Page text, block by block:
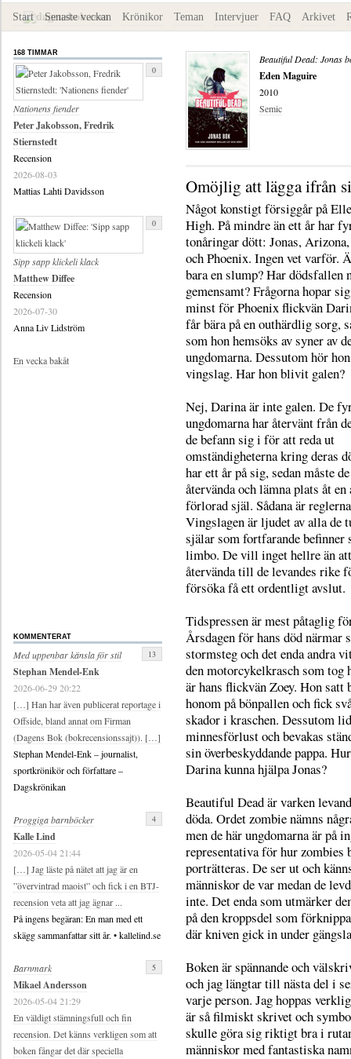
Start Senaste veckan Krönikor Teman Intervjuer FAQ Arkivet
Beautiful Dead: Jonas
Eden Maguire
2010
Semic
Omöjlig att lägga ifrån
Något konstigt försiggår på
High. På mindre än ett år har
tonåringar dött: Jonas,
och Phoenix. Ingen vet varför.
bara en slump? Har dödsfallen
gemensamt? Frågorna hopar
minst för Phoenix flickvän
får bära på en outhärdlig sorg,
som hon hemsöks av syner av
ungdomarna. Dessutom hör
vingslag. Har hon blivit galen?
Nej, Darina är inte galen. De
ungdomarna har återvänt från
de befann sig i för att reda ut
omständigheterna kring deras
har ett år på sig, sedan måste de
återvända och lämna plats åt en
förlorad själ. Sådana är
Vingslagen är ljudet av alla de
själar som fortfarande befinner
limbo. De vill inget hellre än att
återvända till de levandes rike
försöka få ett ordentligt avslut.
Tidspressen är mest påtaglig
Årsdagen för hans död närmar
stormsteg och det enda andra
den motorcykelkrasch som tog
är hans flickvän Zoey. Hon satt
honom på bönpallen och fick
skador i kraschen. Dessutom
minnesförlust och bevakas
sin överbeskyddande pappa.
Darina kunna hjälpa Jonas?
Beautiful Dead är varken
döda. Ordet zombie nämns
men de här ungdomarna är på
representativa för hur zombies
porträtteras. De ser ut och
människor de var medan de
inte. Det enda som utmärker
på den kroppsdel som
där kniven gick in under
Boken är spännande och
och jag längtar till nästa del i
varje person. Jag hoppas
är så filmiskt skrivet och
skulle göra sig riktigt bra i
människor med fantastiska
168 TIMMAR
Nationens fiender
Peter Jakobsson, Fredrik
Stiernstedt
Recension
2026-08-03
Mattias Lahti Davidsson
0
Sipp sapp klickeli klack
Matthew Diffee
Recension
2026-07-30
Anna Liv Lidström
0
En vecka bakåt
KOMMENTERAT
Med uppenbar känsla för stil
Stephan Mendel-Enk
2026-06-29 20:22
[…] Han har även publicerat reportage i
Offside, bland annat om Firman
(Dagens Bok (bokrecensionssajt)). […]
Stephan Mendel-Enk – journalist,
sportkrönikör och författare –
Dagskrönikan
13
Proggiga barnböcker
Kalle Lind
2026-05-04 21:44
[…] Jag läste på nätet att jag är en
”övervintrad maoist” och fick i en BTJ-
recension veta att jag ägnar ...
På ingens begäran: En man med ett
skägg sammanfattar sitt år. • kallelind.se
4
Barnmark
Mikael Andersson
2026-05-04 21:29
En väldigt stämningsfull och fin
recension. Det känns verkligen som att
boken fångar det där speciella
5